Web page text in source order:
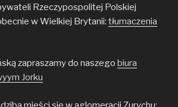
Rzeczypospolitej Polskiej
w Wielkiej Brytanii: tłumaczenia
zapraszamy do naszego biura
Jorku